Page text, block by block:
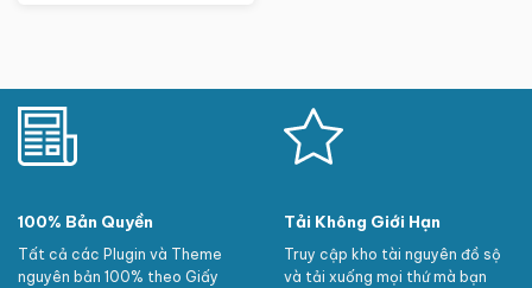
100% Bản Quyền
Tất cả các Plugin và Theme
nguyên bản 100% theo Giấy
Tải Không Giới Hạn
Truy cập kho tài nguyên đồ sộ
và tải xuống mọi thứ mà bạn